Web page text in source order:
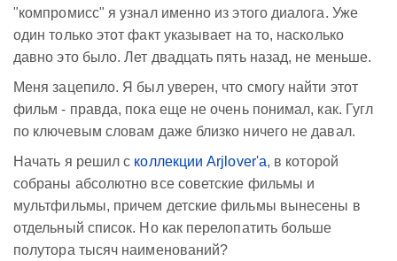
"компромисс" я узнал именно из этого диалога. Уже
один только этот факт указывает на то, насколько
давно это было. Лет двадцать пять назад, не меньше.
Меня зацепило. Я был уверен, что смогу найти этот
фильм - правда, пока еще не очень понимал, как. Гугл
по ключевым словам даже близко ничего не давал.
Начать я решил с коллекции Arjlover'а, в которой
собраны абсолютно все советские фильмы и
мультфильмы, причем детские фильмы вынесены в
отдельный список. Но как перелопатить больше
полутора тысяч наименований?